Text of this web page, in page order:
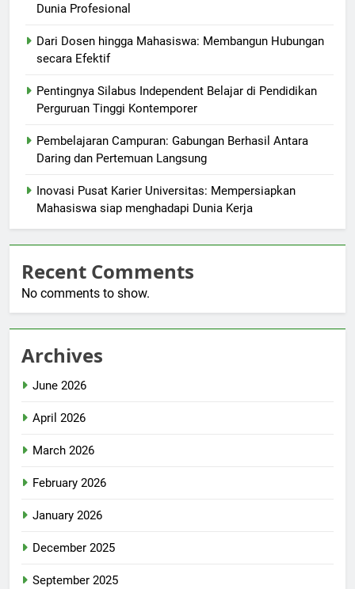
Dunia Profesional
Dari Dosen hingga Mahasiswa: Membangun Hubungan
secara Efektif
Pentingnya Silabus Independent Belajar di Pendidikan
Perguruan Tinggi Kontemporer
Pembelajaran Campuran: Gabungan Berhasil Antara
Daring dan Pertemuan Langsung
Inovasi Pusat Karier Universitas: Mempersiapkan
Mahasiswa siap menghadapi Dunia Kerja
Recent Comments
No comments to show.
Archives
June 2026
April 2026
March 2026
February 2026
January 2026
December 2025
September 2025